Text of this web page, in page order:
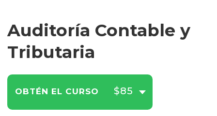
Auditoría Contable y
Tributaria
OBTÉN EL CURSO $85